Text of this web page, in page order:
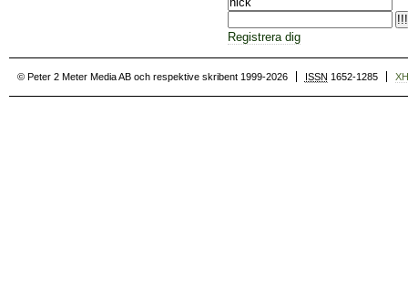
Registrera dig
© Peter 2 Meter Media AB och respektive skribent 1999-2026 ISSN 1652-1285